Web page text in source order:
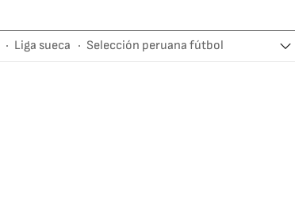
Liga sueca
Selección peruana fútbol